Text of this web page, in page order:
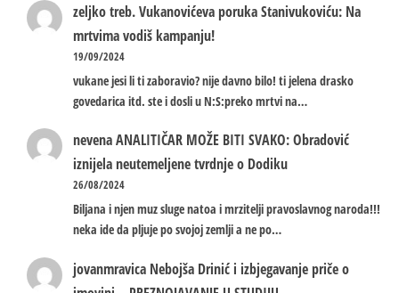
zeljko treb.Vukanovićeva poruka Stanivukoviću: Na
mrtvima vodiš kampanju!
19/09/2024
vukane jesi li ti zaboravio? nije davno bilo! ti jelena drasko
govedarica itd. ste i dosli u N:S:preko mrtvi na…
nevenaANALITIČAR MOŽE BITI SVAKO: Obradović
iznijela neutemeljene tvrdnje o Dodiku
26/08/2024
Biljana i njen muz sluge natoa i mrzitelji pravoslavnog naroda!!!
neka ide da pljuje po svojoj zemlji a ne po…
jovanmravica Nebojša Drinić i izbjegavanje priče o